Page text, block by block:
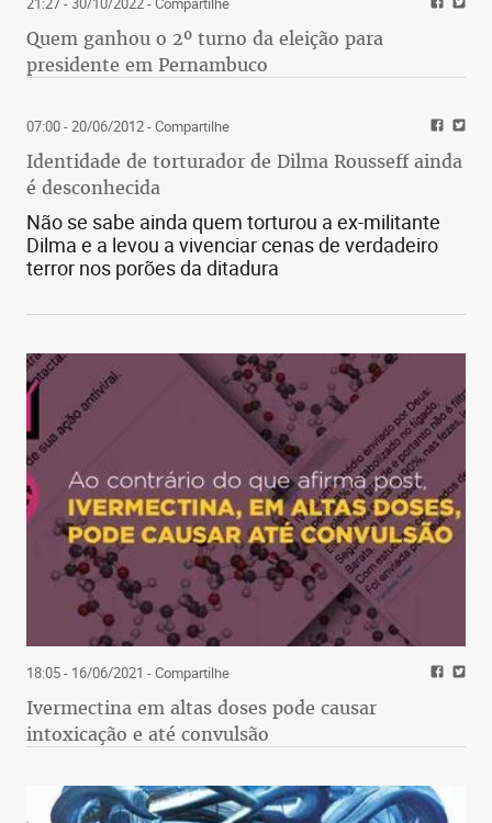
Quem ganhou o 2º turno da eleição para
presidente em Pernambuco
07:00 - 20/06/2012- Compartilhe
Identidade de torturador de Dilma Rousseff ainda
é desconhecida
Não se sabe ainda quem torturou a ex-militante
Dilma e a levou a vivenciar cenas de verdadeiro
terror nos porões da ditadura
18:05 - 16/06/2021 - Compartilhe
Ivermectina em altas doses pode causar
intoxicação e até convulsão